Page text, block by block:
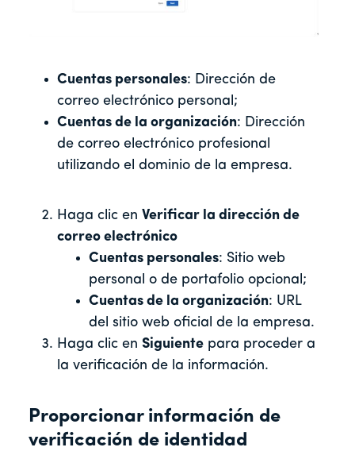
Cuentas personales: Dirección de
correo electrónico personal;
Cuentas de la organización: Dirección
de correo electrónico profesional
utilizando el dominio de la empresa.
Haga clic en Verificar la dirección de
correo electrónico
Cuentas personales: Sitio web
personal o de portafolio opcional;
Cuentas de la organización: URL
del sitio web oficial de la empresa.
Haga clic en Siguiente para proceder a
la verificación de la información.
Proporcionar información de
verificación de identidad